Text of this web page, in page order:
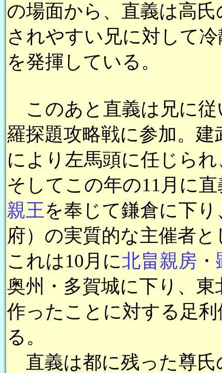
の場面から、直義は高
されやすい兄に対して
を発揮している。
このあと直義は兄に従
羅探題攻略戦に参加。
により左馬頭に任じら
そしてこの年の11月に
親王を奉じて鎌倉に下
府）の実質的な主催者
これは10月に北畠親房 ・
奥州・多賀城に下り、
作ったことに対する足
る。
直義は都に残った尊氏